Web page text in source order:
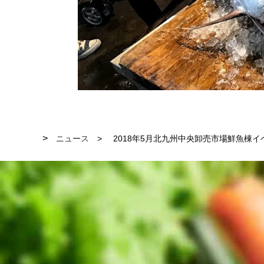
ニュース 2018年5月北九州中央卸売市場鮮魚棟イ